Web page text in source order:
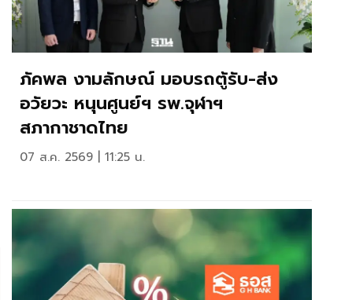
ภัคพล งามลักษณ์ มอบรถตู้รับ-ส่ง
อวัยวะ หนุนศูนย์ฯ รพ.จุฬาฯ
สภากาชาดไทย
07 ส.ค. 2569 | 11:25 น.